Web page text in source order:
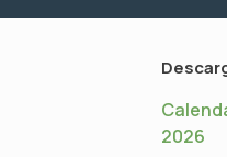
2026